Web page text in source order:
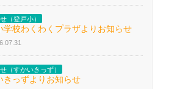
（登戸小）
学校わくわくプラザよりお知らせ
（すかいきっず）
きっずよりお知らせ